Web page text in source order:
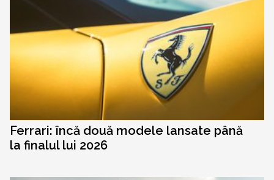
Ferrari: încă două modele lansate până
la finalul lui 2026